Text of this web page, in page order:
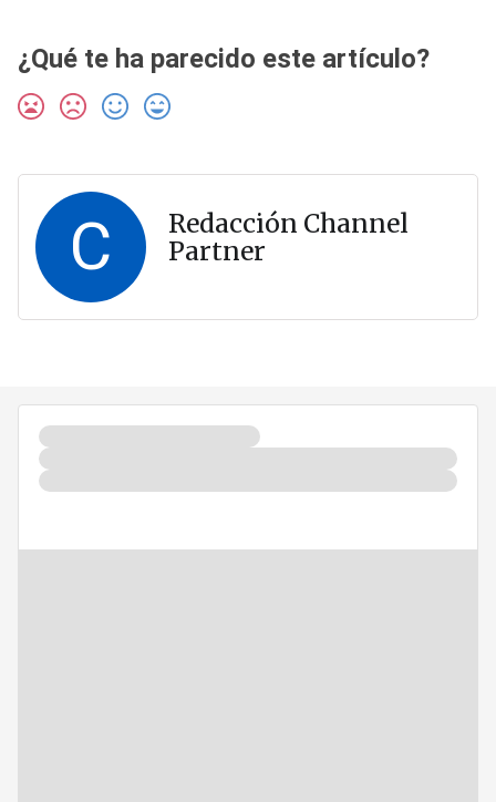
¿Qué te ha parecido este artículo?
C
Redacción Channel
Partner